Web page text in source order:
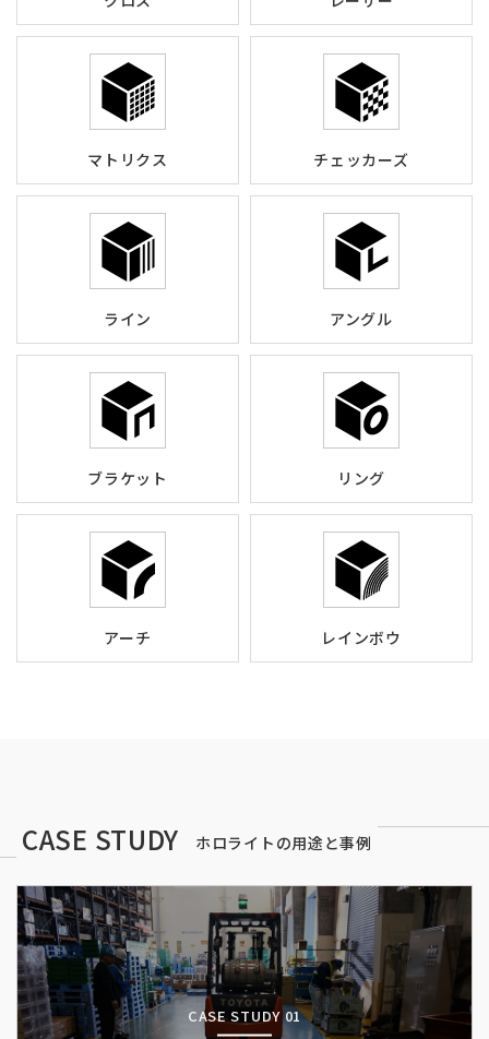
マトリクス チェッカーズ
ライン アングル
ブラケット リング
アーチ レインボウ
CASE STUDY ホロライトの用途と事例
CASE STUDY 01